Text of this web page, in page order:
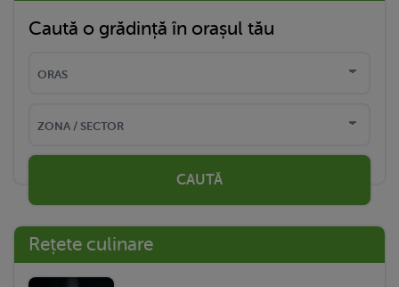
Caută o grădință în orașul tău
CAUTĂ
Rețete culinare